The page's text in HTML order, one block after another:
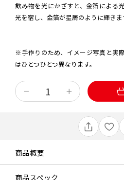
飲み物を光にかざすと、金箔による
光を宿し、金箔が星屑のように輝きま
※手作りのため、イメージ写真と実
はひとつひとつ異なります。
商品概要
商品スペック